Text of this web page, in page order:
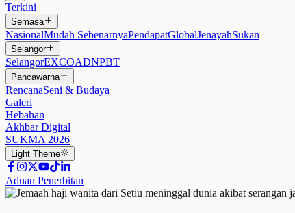
Terkini
Semasa
NasionalMudah SebenarnyaPendapatGlobalJenayahSukan
Selangor
SelangorEXCOADNPBT
Pancawarna
RencanaSeni & Budaya
Galeri
Hebahan
Akhbar Digital
SUKMA 2026
Light Theme
Aduan Penerbitan